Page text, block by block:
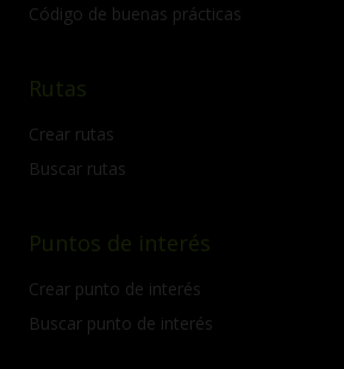
Código de buenas prácticas
Rutas
Crear rutas
Buscar rutas
Puntos de interés
Crear punto de interés
Buscar punto de interés